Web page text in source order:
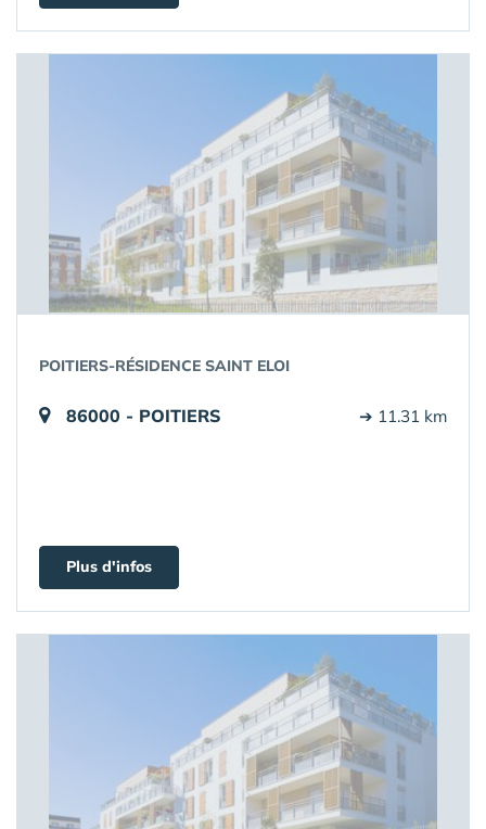
POITIERS-RÉSIDENCE SAINT ELOI
86000 - POITIERS ➔ 11.31 km
Plus d'infos